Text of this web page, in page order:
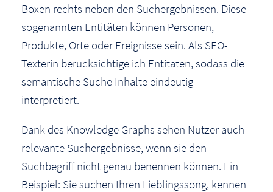
Boxen rechts neben den Suchergebnissen. Diese
sogenannten Entitäten können Personen,
Produkte, Orte oder Ereignisse sein. Als SEO-
Texterin berücksichtige ich Entitäten, sodass die
semantische Suche Inhalte eindeutig
interpretiert.
Dank des Knowledge Graphs sehen Nutzer auch
relevante Suchergebnisse, wenn sie den
Suchbegriff nicht genau benennen können. Ein
Beispiel: Sie suchen Ihren Lieblingssong, kennen